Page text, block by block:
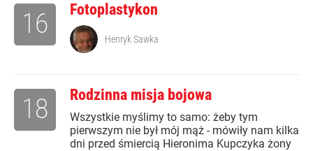
Fotoplastykon
16 Henryk Sawka
Rodzinna misja bojowa
Wszystkie myślimy to samo: żeby tym
pierwszym nie był mój mąż - mówiły nam kilka
dni przed śmiercią Hieronima Kupczyka żony
18